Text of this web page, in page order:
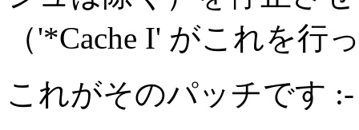
（'*Cache I' がこれを行
これがそのパッチです :-